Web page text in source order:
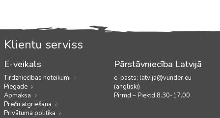
Klientu serviss
E-veikals
Tirdzniecības noteikumi
Piegāde
Apmaksa
Preču atgriešana
Privātuma politika
Pārstāvniecība Latvijā
e-pasts: latvija@vunder.eu
(angliski)
Pirmd – Piektd 8.30-17.00